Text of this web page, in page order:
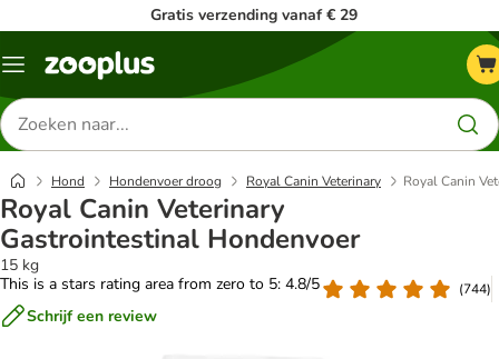
Gratis verzending vanaf € 29
Menu
Zoeken
naar
producten
Hond Hondenvoer droog Royal Canin Veterinary Royal Canin
Royal Canin Veterinary
Gastrointestinal Hondenvoer
15 kg
This is a stars rating area from zero to 5: 4.8/5
(744)
Schrijf een review